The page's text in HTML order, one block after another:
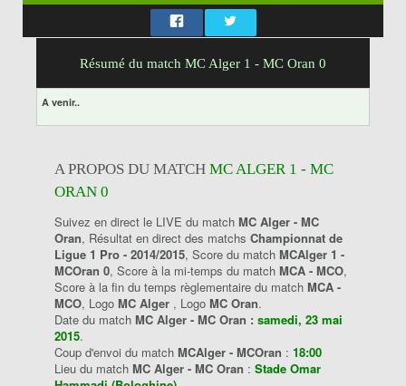
Résumé du match MC Alger 1 - MC Oran 0
A venir..
A PROPOS DU MATCH MC ALGER 1 - MC
ORAN 0
Suivez en direct le LIVE du match MC Alger - MC
Oran, Résultat en direct des matchs Championnat de
Ligue 1 Pro - 2014/2015, Score du match MCAlger 1 -
MCOran 0, Score à la mi-temps du match MCA - MCO,
Score à la fin du temps règlementaire du match MCA -
MCO, Logo MC Alger , Logo MC Oran.
Date du match MC Alger - MC Oran : samedi, 23 mai
2015.
Coup d'envoi du match MCAlger - MCOran : 18:00
Lieu du match MC Alger - MC Oran : Stade Omar